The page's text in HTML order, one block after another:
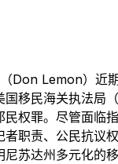
Don Lemon）近
国移民海关执法局
民权罪。尽管面临
职责、公民抗议
尼苏达州多元化的